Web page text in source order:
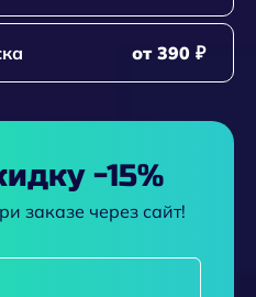
от 390 ₽
-15%
заказе через сайт!